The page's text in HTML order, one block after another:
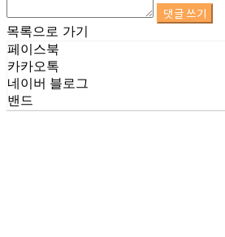
댓글 쓰기
목록으로 가기
페이스북
카카오톡
네이버 블로그
밴드